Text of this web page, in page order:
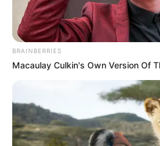
BRAINBERRIES
Macaulay Culkin's Own Version Of